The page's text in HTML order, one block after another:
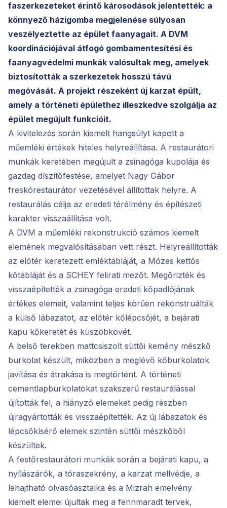
faszerkezeteket érintő károsodások jelentették: a
könnyező házigomba megjelenése súlyosan
veszélyeztette az épület faanyagait. A DVM
koordinációjával átfogó gombamentesítési és
faanyagvédelmi munkák valósultak meg, amelyek
biztosították a szerkezetek hosszú távú
megóvását. A projekt részeként új karzat épült,
amely a történeti épülethez illeszkedve szolgálja az
épület megújult funkcióit.
A kivitelezés során kiemelt hangsúlyt kapott a
műemléki értékek hiteles helyreállítása. A restaurátori
munkák keretében megújult a zsinagóga kupolája és
gazdag díszítőfestése, amelyet Nagy Gábor
freskórestaurátor vezetésével állítottak helyre. A
restaurálás célja az eredeti térélmény és építészeti
karakter visszaállítása volt.
A DVM a műemléki rekonstrukció számos kiemelt
elemének megvalósításában vett részt. Helyreállították
az előtér keretezett emléktábláját, a Mózes kettős
kőtábláját és a SCHEY felirati mezőt. Megőrizték és
visszaépítették a zsinagóga eredeti kőpadlójának
értékes elemeit, valamint teljes körűen rekonstruálták
a külső lábazatot, az előtér kőlépcsőjét, a bejárati
kapu kőkeretét és küszöbkövét.
A belső terekben mattcsiszolt süttői kemény mészkő
burkolat készült, miközben a meglévő kőburkolatok
javítása és átrakása is megtörtént. A történeti
cementlapburkolatokat szakszerű restaurálással
újították fel, a hiányzó elemeket pedig részben
újragyártották és visszaépítették. Az új lábazatok és
lépcsőkísérő elemek szintén süttői mészkőből
készültek.
A festőrestaurátori munkák során a bejárati kapu, a
nyílászárók, a tóraszekrény, a karzat mellvédje, a
lehajtható olvasóasztalka és a Mizrah emelvény
kiemelt elemei újultak meg a fennmaradt tervek,